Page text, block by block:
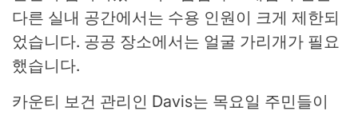
다른 실내 공간에서는 수용 인원이 크게 제한되
었습니다. 공공 장소에서는 얼굴 가리개가 필요
했습니다.
카운티 보건 관리인 Davis는 목요일 주민들이